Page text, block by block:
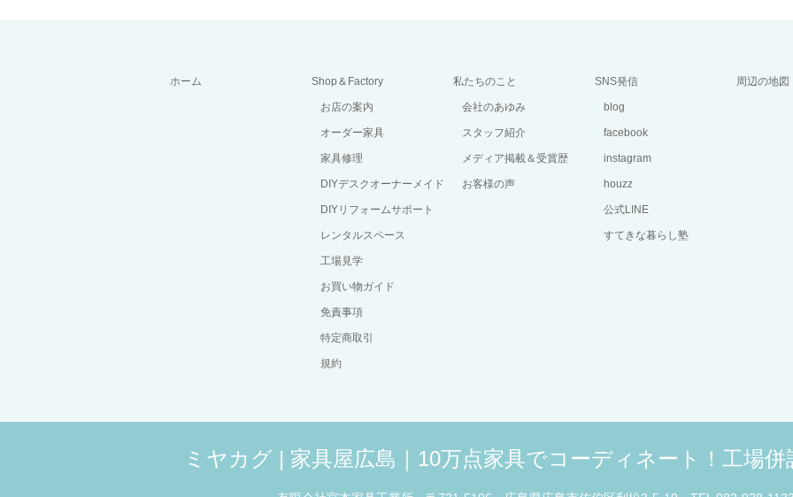
ホーム Shop＆Factory
お店の案内
オーダー家具
家具修理
DIYデスクオーナーメイド
DIYリフォームサポート
レンタルスペース
工場見学
お買い物ガイド
免責事項
特定商取引
規約
私たちのこと
会社のあゆみ
スタッフ紹介
メディア掲載＆受賞歴
お客様の声
SNS発信
blog
facebook
instagram
houzz
公式LINE
すてきな暮らし塾
周辺の地図
ミヤカグ | 家具屋広島｜10万点家具でコーディネート！工場